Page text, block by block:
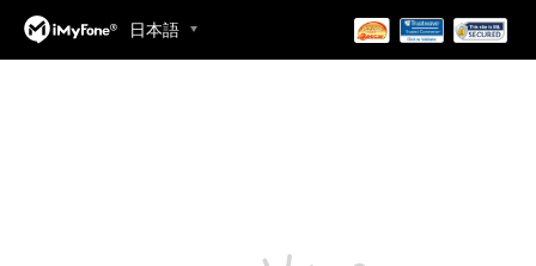
日本語